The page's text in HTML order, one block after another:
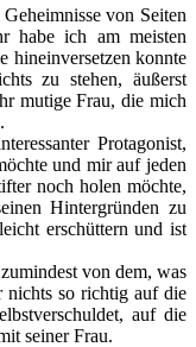
von Seiten
habe ich am meisten
hineinversetzen konnte
zu stehen, äußerst
mutige Frau, die mich
Protagonist,
und mir auf jeden
noch holen möchte,
Hintergründen zu
erschüttern und ist
von dem, was
nichts so richtig auf die
auf die
seiner Frau.